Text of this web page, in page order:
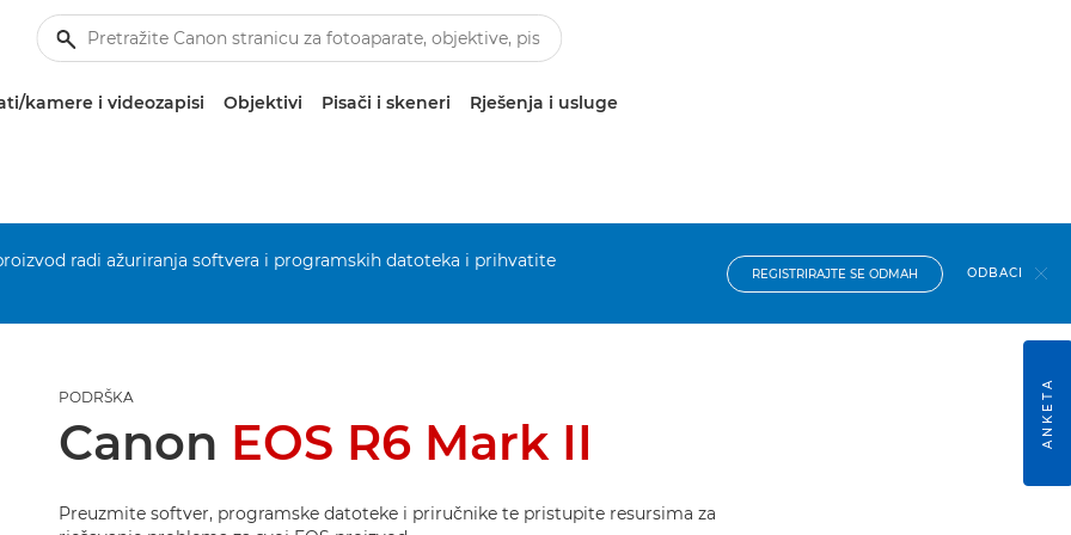
kamere i videozapisi Objektivi Pisači i skeneri Rješenja i usluge
radi ažuriranja softvera i programskih datoteka i prihvatite
REGISTRIRAJTE SE ODMAH ODBACI
PODRŠKA
Canon EOS R6 Mark II
Preuzmite softver, programske datoteke i priručnike te pristupite resursima za
ANKETA